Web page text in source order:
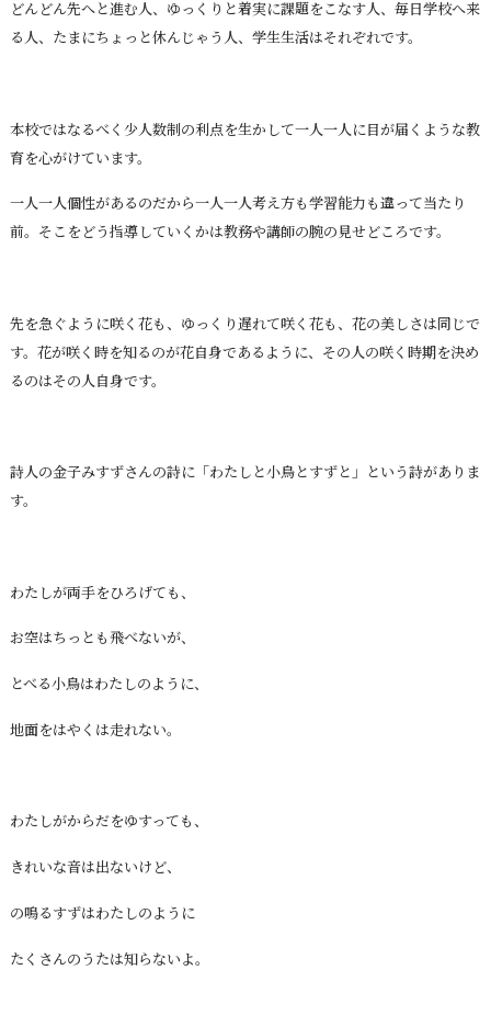
どんどん先へと進む人、ゆっくりと着実に課題をこなす人、毎日学校へ来
る人、たまにちょっと休んじゃう人、学生生活はそれぞれです。
本校ではなるべく少人数制の利点を生かして一人一人に目が届くような教
育を心がけています。
一人一人個性があるのだから一人一人考え方も学習能力も違って当たり
前。そこをどう指導していくかは教務や講師の腕の見せどころです。
先を急ぐように咲く花も、ゆっくり遅れて咲く花も、花の美しさは同じで
す。花が咲く時を知るのが花自身であるように、その人の咲く時期を決め
るのはその人自身です。
詩人の金子みすずさんの詩に「わたしと小鳥とすずと」という詩がありま
す。
わたしが両手をひろげても、
お空はちっとも飛べないが、
とべる小鳥はわたしのように、
地面をはやくは走れない。
わたしがからだをゆすっても、
きれいな音は出ないけど、
の鳴るすずはわたしのように
たくさんのうたは知らないよ。